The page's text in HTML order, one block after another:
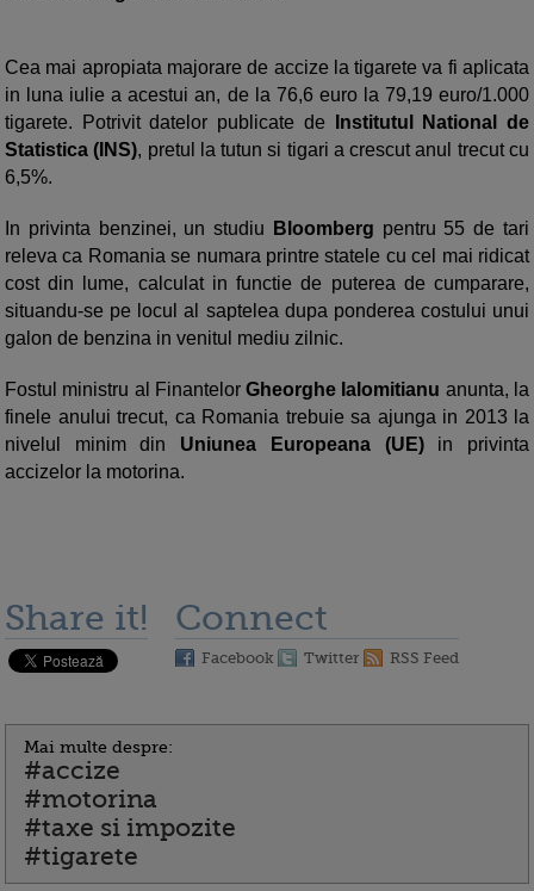
Cea mai apropiata majorare de accize la tigarete va fi aplicata
in luna iulie a acestui an, de la 76,6 euro la 79,19 euro/1.000
tigarete. Potrivit datelor publicate de
Institutul National de
Statistica (INS), pretul la tutun si tigari a crescut anul trecut cu
6,5%.
In privinta benzinei, un studiu Bloomberg pentru 55 de tari
releva ca Romania se numara printre statele cu cel mai ridicat
cost din lume, calculat in functie de puterea de cumparare,
situandu-se pe locul al saptelea dupa ponderea costului unui
galon de benzina in venitul mediu zilnic.
Fostul ministru al FinantelorGheorghe Ialomitianu anunta, la
finele anului trecut, ca Romania trebuie sa ajunga in 2013 la
nivelul minim din Uniunea Europeana (UE)in privinta
accizelor la motorina.
Share it! Connect
Facebook Twitter RSS Feed
Mai multe despre:
#accize
#motorina
#taxe si impozite
#tigarete